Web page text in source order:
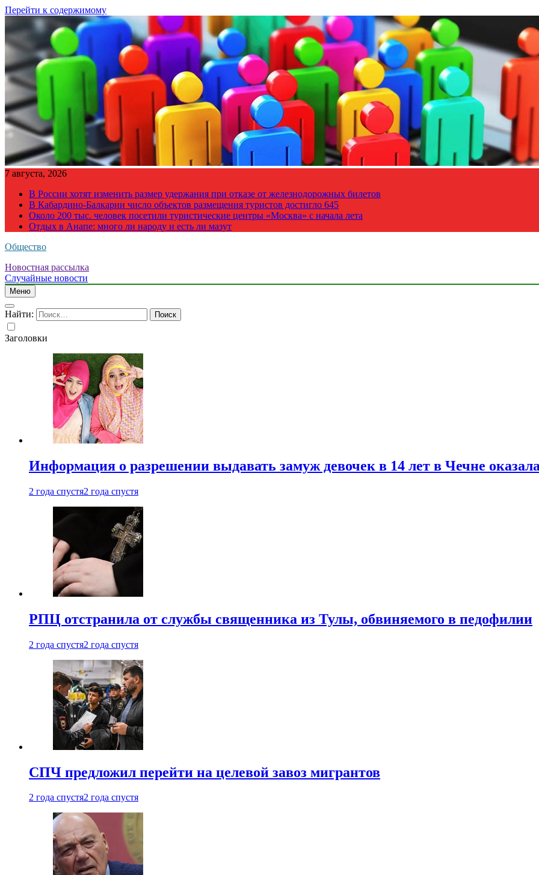
Перейти к содержимому
7 августа, 2026
В России хотят изменить размер удержания при отказе от железнодорожных билетов
В Кабардино-Балкарии число объектов размещения туристов достигло 645
Около 200 тыс. человек посетили туристические центры «Москва» с начала лета
Отдых в Анапе: много ли народу и есть ли мазут
Общество
Новостная рассылка
Случайные новости
Меню
Найти:
Заголовки
Информация о разрешении выдавать замуж девочек в 14 лет в Чечне
2 года спустя2 года спустя
РПЦ отстранила от службы священника из Тулы, обвиняемого в педофилии
2 года спустя2 года спустя
СПЧ предложил перейти на целевой завоз мигрантов
2 года спустя2 года спустя